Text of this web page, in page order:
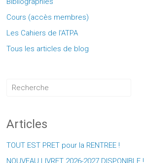
Cours (accès membres)
Les Cahiers de l'ATPA
Tous les articles de blog
Articles
TOUT EST PRET pour la RENTREE !
NOUVEAU LIVRET 2026-2027 DISPONIBLE !